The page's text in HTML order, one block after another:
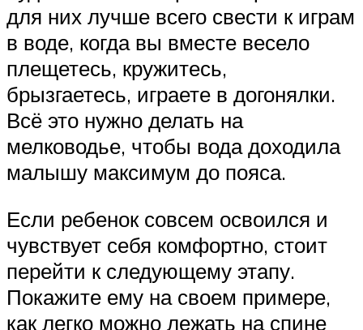
для них лучше всего свести к играм
в воде, когда вы вместе весело
плещетесь, кружитесь,
брызгаетесь, играете в догонялки.
Всё это нужно делать на
мелководье, чтобы вода доходила
малышу максимум до пояса.
Если ребенок совсем освоился и
чувствует себя комфортно, стоит
перейти к следующему этапу.
Покажите ему на своем примере,
как легко можно лежать на спине